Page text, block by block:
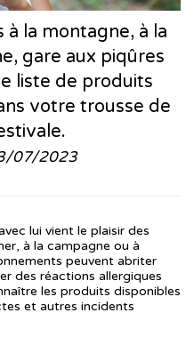
à la montagne, à la
gare aux piqûres
liste de produits
votre trousse de
07/2023
lui vient le plaisir des
à la campagne ou à
peuvent abriter
des réactions allergiques
les produits disponibles
et autres incidents